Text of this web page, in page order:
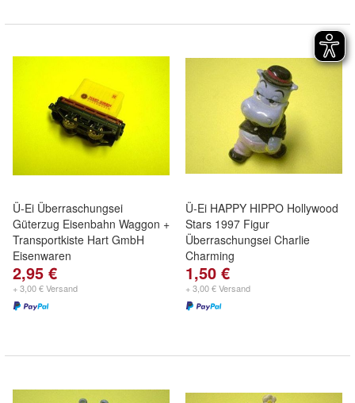
Ü-Ei Überraschungsei
Güterzug Eisenbahn Waggon +
Transportkiste Hart GmbH
Eisenwaren
2,95 €
+ 3,00 € Versand
Ü-Ei HAPPY HIPPO Hollywood
Stars 1997 Figur
Überraschungsei Charlie
Charming
1,50 €
+ 3,00 € Versand